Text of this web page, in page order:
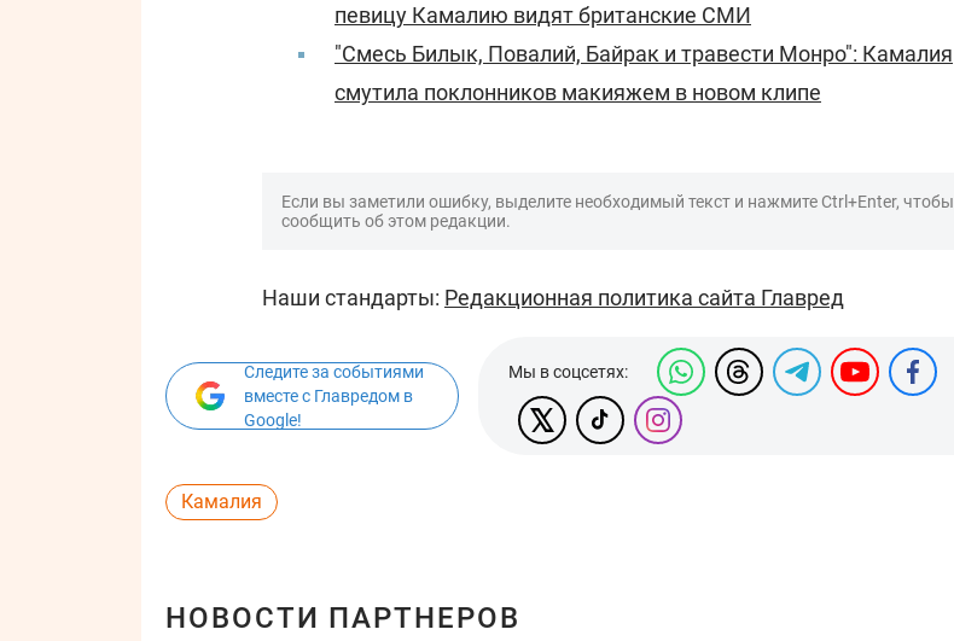
певицу Камалию видят британские СМИ
"Смесь Билык, Повалий, Байрак и травести Монро": Камалия
смутила поклонников макияжем в новом клипе
Если вы заметили ошибку, выделите необходимый текст и нажмите Ctrl+Enter, чтобы
сообщить об этом редакции.
Наши стандарты: Редакционная политика сайта Главред
Следите за событиями
вместе с Главредом в
Google!
Мы в соцсетях:
Камалия
НОВОСТИ ПАРТНЕРОВ